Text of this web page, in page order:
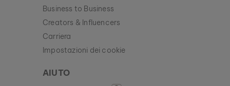
Business to Business
Creators & Influencers
Carriera
Impostazioni dei cookie
AIUTO